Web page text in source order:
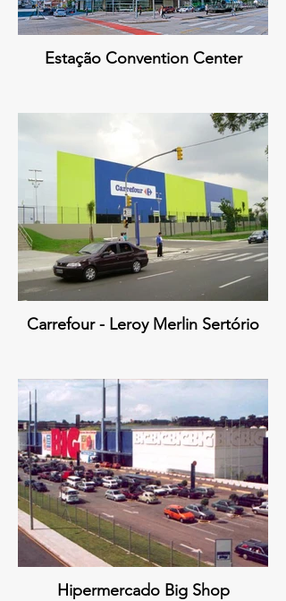
Estação Convention Center
Carrefour - Leroy Merlin Sertório
Hipermercado Big Shop